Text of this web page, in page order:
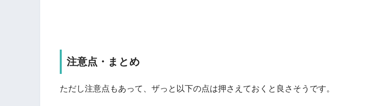
注意点・まとめ
ただし注意点もあって、ザっと以下の点は押さえておくと良さそうです。